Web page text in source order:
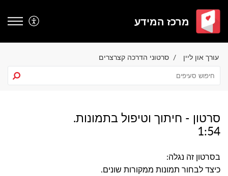
מרכז המידע
עורך און ליין סרטוני הדרכה קצרצרים
סרטון - חיתוך וטיפול בתמונות.
1:54
בסרטון זה נגלה:
כיצד לבחור תמונות ממקורות שונים.